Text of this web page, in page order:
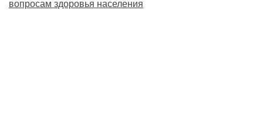
вопросам здоровья населения